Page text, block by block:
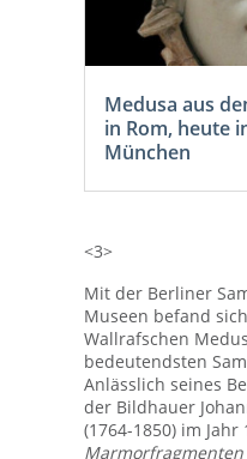
Medusa aus
in Rom, heute
München
<3>
Mit der Berliner
Museen befand
Wallrafschen
bedeutendsten
Anlässlich seines
der Bildhauer
(1764-1850) im Jahr